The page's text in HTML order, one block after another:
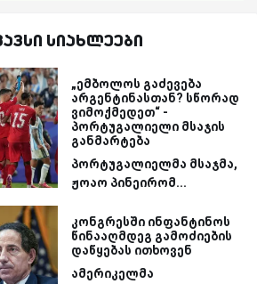
სიახლეები
„ემბოლოს გაძევება
არგენტინასთან? სწორად
ვიმოქმედეთ“ -
პორტუგალიელი მსაჯის
განმარტება
პორტუგალიელმა მსაჯმა,
ჟოაო პინეირომ...
კონგრესში ინფანტინოს
წინააღმდეგ გამოძიების
დაწყებას ითხოვენ
ამერიკელმა